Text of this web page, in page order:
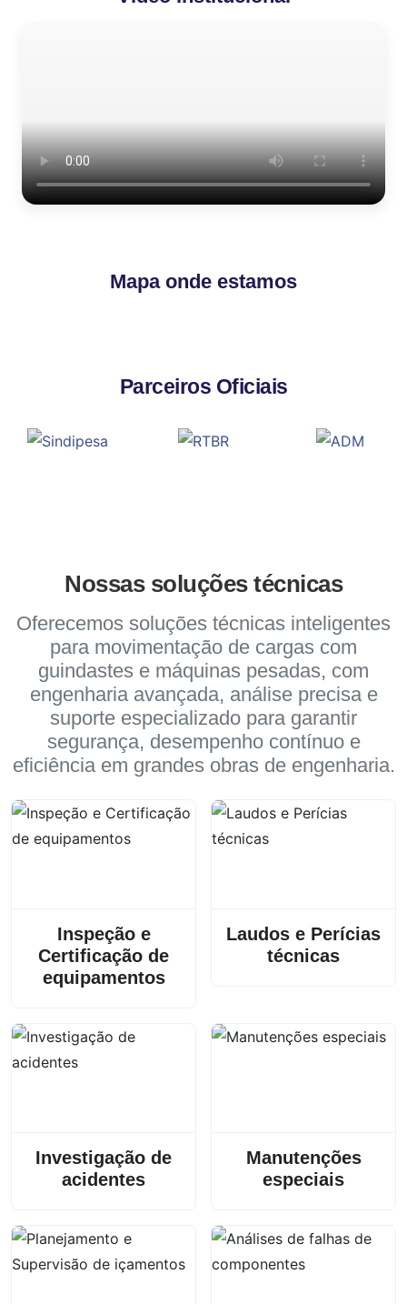
Mapa onde estamos
Parceiros Oficiais
Nossas soluções técnicas
Oferecemos soluções técnicas inteligentes
para movimentação de cargas com
guindastes e máquinas pesadas, com
engenharia avançada, análise precisa e
suporte especializado para garantir
segurança, desempenho contínuo e
eficiência em grandes obras de engenharia.
Inspeção e
Certificação de
equipamentos
Laudos e Perícias
técnicas
Investigação de
acidentes
Manutenções
especiais